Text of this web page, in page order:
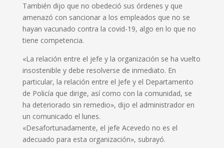
También dijo que no obedeció sus órdenes y que
amenazó con sancionar a los empleados que no se
hayan vacunado contra la covid-19, algo en lo que no
tiene competencia.
«La relación entre el jefe y la organización se ha vuelto
insostenible y debe resolverse de inmediato. En
particular, la relación entre el Jefe y el Departamento
de Policía que dirige, así como con la comunidad, se
ha deteriorado sin remedio», dijo el administrador en
un comunicado el lunes.
«Desafortunadamente, el jefe Acevedo no es el
adecuado para esta organización», subrayó.